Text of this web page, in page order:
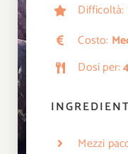
Difficoltà:
Costo:
Dosi per:
Mezzi